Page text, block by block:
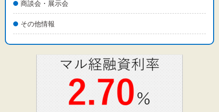
商談会・展示会
その他情報